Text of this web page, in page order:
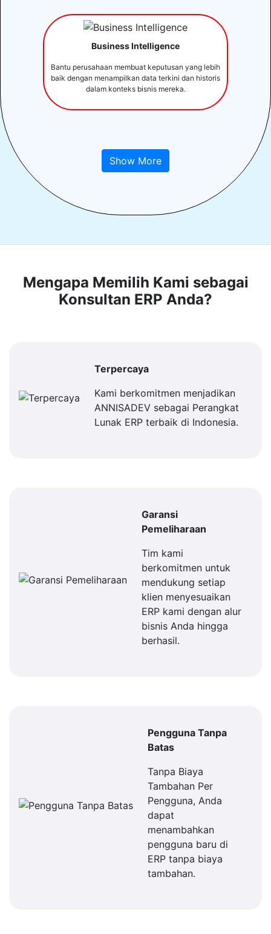
Business Intelligence
Bantu perusahaan membuat keputusan yang lebih
baik dengan menampilkan data terkini dan historis
dalam konteks bisnis mereka.
Show More
Mengapa Memilih Kami sebagai
Konsultan ERP Anda?
Terpercaya
Kami berkomitmen menjadikan
ANNISADEV sebagai Perangkat
Lunak ERP terbaik di Indonesia.
Garansi
Pemeliharaan
Tim kami
berkomitmen untuk
mendukung setiap
klien menyesuaikan
ERP kami dengan alur
bisnis Anda hingga
berhasil.
Pengguna Tanpa
Batas
Tanpa Biaya
Tambahan Per
Pengguna, Anda
dapat
menambahkan
pengguna baru di
ERP tanpa biaya
tambahan.